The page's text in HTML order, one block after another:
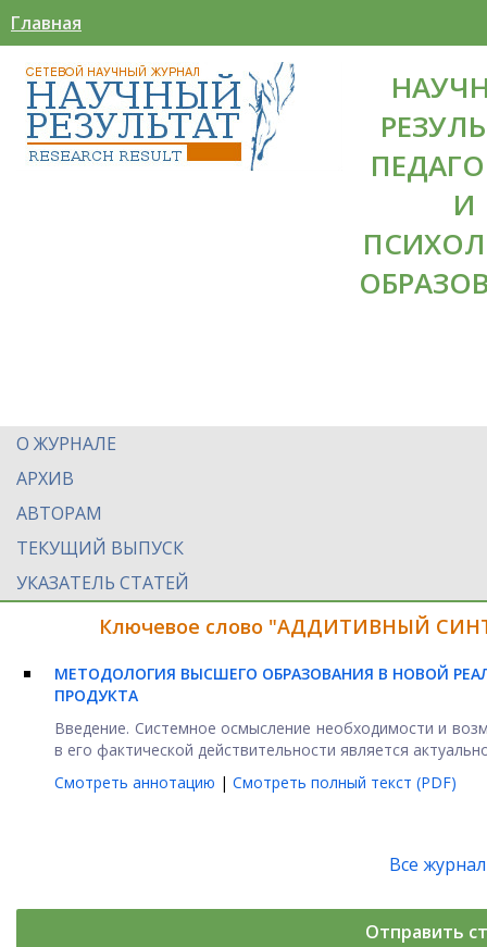
Главная
И
О ЖУРНАЛЕ
АРХИВ
АВТОРАМ
ТЕКУЩИЙ ВЫПУСК
УКАЗАТЕЛЬ СТАТЕЙ
Ключевое слово "АДДИТИВНЫЙ
МЕТОДОЛОГИЯ ВЫСШЕГО ОБРАЗОВАНИЯ В НОВОЙ
ПРОДУКТА
Введение. Системное осмысление необходимости и
в его фактической действительности является
Смотреть аннотацию | Смотреть полный текст (PDF)
Все
Отправить